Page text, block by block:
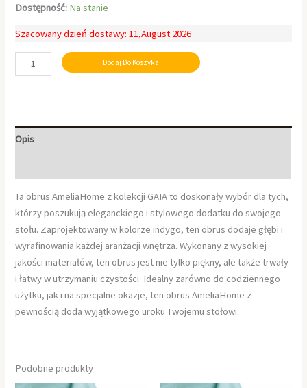
Dostępność: Na stanie
Szacowany dzień dostawy: 11,August 2026
Dodaj Do Koszyka
Opis
Ta obrus AmeliaHome z kolekcji GAIA to doskonały wybór dla tych,
którzy poszukują eleganckiego i stylowego dodatku do swojego
stołu. Zaprojektowany w kolorze indygo, ten obrus dodaje głębi i
wyrafinowania każdej aranżacji wnętrza. Wykonany z wysokiej
jakości materiałów, ten obrus jest nie tylko piękny, ale także trwały
i łatwy w utrzymaniu czystości. Idealny zarówno do codziennego
użytku, jak i na specjalne okazje, ten obrus AmeliaHome z
pewnością doda wyjątkowego uroku Twojemu stołowi.
Podobne produkty